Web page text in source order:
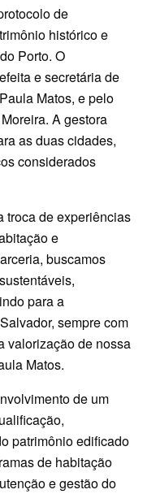
de
histórico e
Porto. O
e secretária de
Matos, e pelo
A gestora
as duas cidades,
considerados
troca de experiências
e
buscamos
para a
sempre com
valorização de nossa
Matos.
de um
patrimônio edificado
de habitação
e gestão do